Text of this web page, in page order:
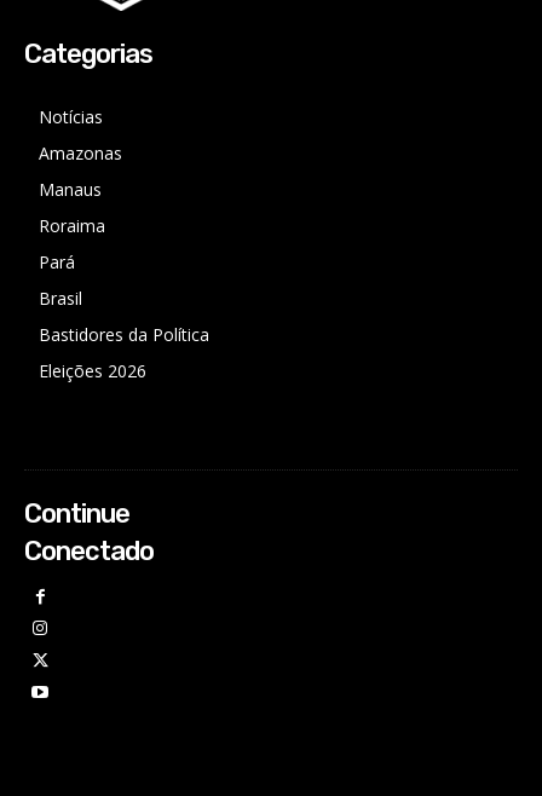
Categorias
Notícias
Amazonas
Manaus
Roraima
Pará
Brasil
Bastidores da Política
Eleições 2026
Continue
Conectado